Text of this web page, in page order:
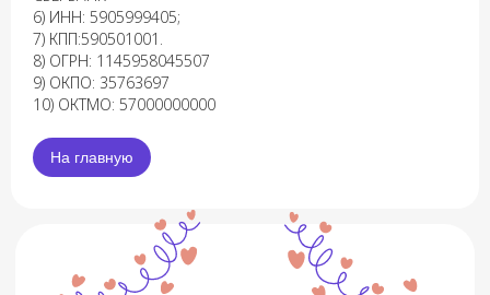
6) ИНН: 5905999405;
7) КПП:590501001.
8) ОГРН: 1145958045507
9) ОКПО: 35763697
10) ОКТМО: 57000000000
На главную